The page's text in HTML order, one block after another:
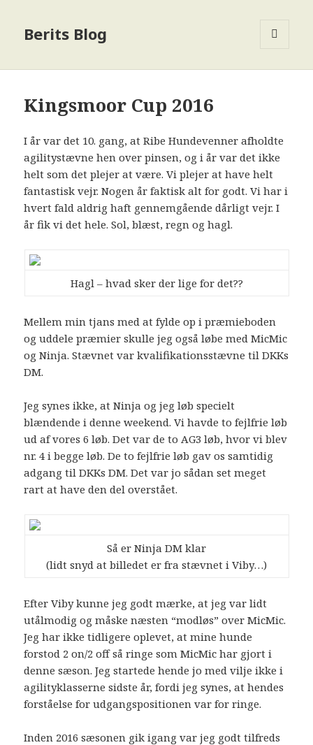
Berits Blog
Kingsmoor Cup 2016
I år var det 10. gang, at Ribe Hundevenner afholdte
agilitystævne hen over pinsen, og i år var det ikke
helt som det plejer at være. Vi plejer at have helt
fantastisk vejr. Nogen år faktisk alt for godt. Vi har i
hvert fald aldrig haft gennemgående dårligt vejr. I
år fik vi det hele. Sol, blæst, regn og hagl.
Hagl – hvad sker der lige for det??
Mellem min tjans med at fylde op i præmieboden
og uddele præmier skulle jeg også løbe med MicMic
og Ninja. Stævnet var kvalifikationsstævne til DKKs
DM.
Jeg synes ikke, at Ninja og jeg løb specielt
blændende i denne weekend. Vi havde to fejlfrie løb
ud af vores 6 løb. Det var de to AG3 løb, hvor vi blev
nr. 4 i begge løb. De to fejlfrie løb gav os samtidig
adgang til DKKs DM. Det var jo sådan set meget
rart at have den del overstået.
Så er Ninja DM klar
(lidt snyd at billedet er fra stævnet i Viby…)
Efter Viby kunne jeg godt mærke, at jeg var lidt
utålmodig og måske næsten “modløs” over MicMic.
Jeg har ikke tidligere oplevet, at mine hunde
forstod 2 on/2 off så ringe som MicMic har gjort i
denne sæson. Jeg startede hende jo med vilje ikke i
agilityklasserne sidste år, fordi jeg synes, at hendes
forståelse for udgangspositionen var for ringe.
Inden 2016 sæsonen gik igang var jeg godt tilfreds